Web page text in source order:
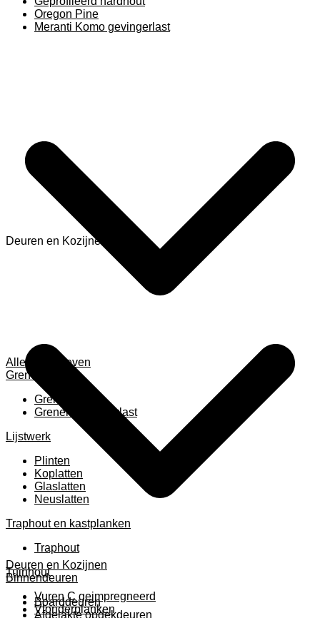
Oregon Pine
Meranti Komo gevingerlast
Alles weergeven
Grenen
Grenen B ruw
Grenen gevingerlast
Lijstwerk
Plinten
Koplatten
Glaslatten
Neuslatten
Traphout en kastplanken
Traphout
Tuinhout
Vuren C geimpregneerd
Vlonderplanken
Deuren en Kozijnen
Deuren en Kozijnen
Binnendeuren
Boarddeuren
Afgelakte opdekdeuren